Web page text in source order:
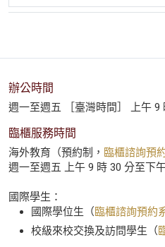
辦公時間
週一至週五 ［臺灣時間］ 上午 9
臨櫃服務時間
海外教育（預約制， 臨櫃諮詢預
週一至週五 上午 9 時 30 分至下
國際學生：
國際學位生（臨櫃諮詢預約
校級來校交換及訪問學生（